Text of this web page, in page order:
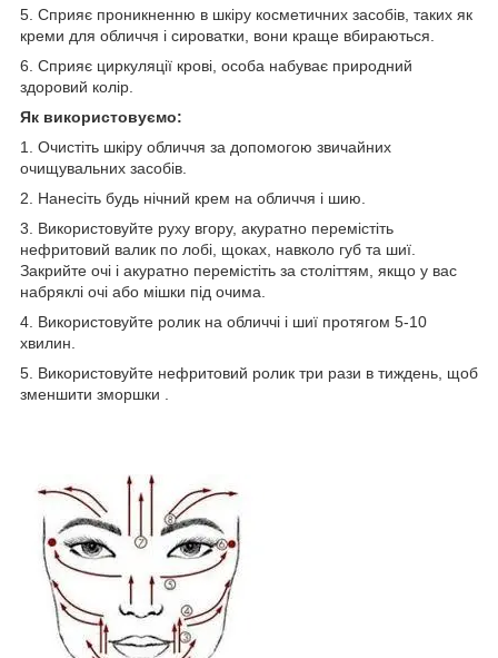
5. Сприяє проникненню в шкіру косметичних засобів, таких як
креми для обличчя і сироватки, вони краще вбираються.
6. Сприяє циркуляції крові, особа набуває природний
здоровий колір.
Як використовуємо:
1. Очистіть шкіру обличчя за допомогою звичайних
очищувальних засобів.
2. Нанесіть будь нічний крем на обличчя і шию.
3. Використовуйте руху вгору, акуратно перемістіть
нефритовий валик по лобі, щоках, навколо губ та шиї.
Закрийте очі і акуратно перемістіть за століттям, якщо у вас
набряклі очі або мішки під очима.
4. Використовуйте ролик на обличчі і шиї протягом 5-10
хвилин.
5. Використовуйте нефритовий ролик три рази в тиждень, щоб
зменшити зморшки .